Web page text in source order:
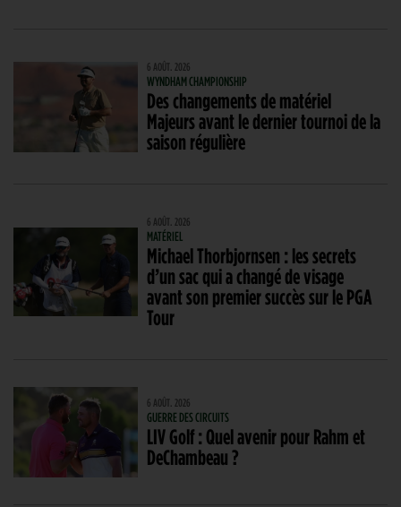
6 AOÛT. 2026
WYNDHAM CHAMPIONSHIP
Des changements de matériel
Majeurs avant le dernier tournoi de la
saison régulière
6 AOÛT. 2026
MATÉRIEL
Michael Thorbjornsen : les secrets
d’un sac qui a changé de visage
avant son premier succès sur le PGA
Tour
6 AOÛT. 2026
GUERRE DES CIRCUITS
LIV Golf : Quel avenir pour Rahm et
DeChambeau ?